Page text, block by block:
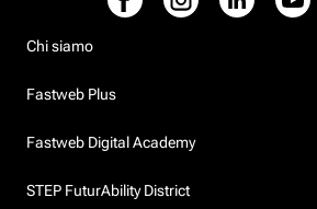
Chi siamo
Fastweb Plus
Fastweb Digital Academy
STEP FuturAbility District